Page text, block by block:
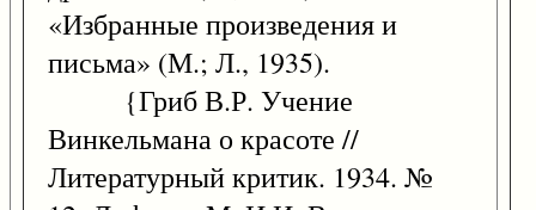
«Избранные произведения и
письма» (М.; Л., 1935).
{Гриб В.Р. Учение
Винкельмана о красоте //
Литературный критик. 1934. №